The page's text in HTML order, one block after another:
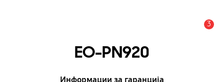
3
EO-PN920
Информации за гаранција